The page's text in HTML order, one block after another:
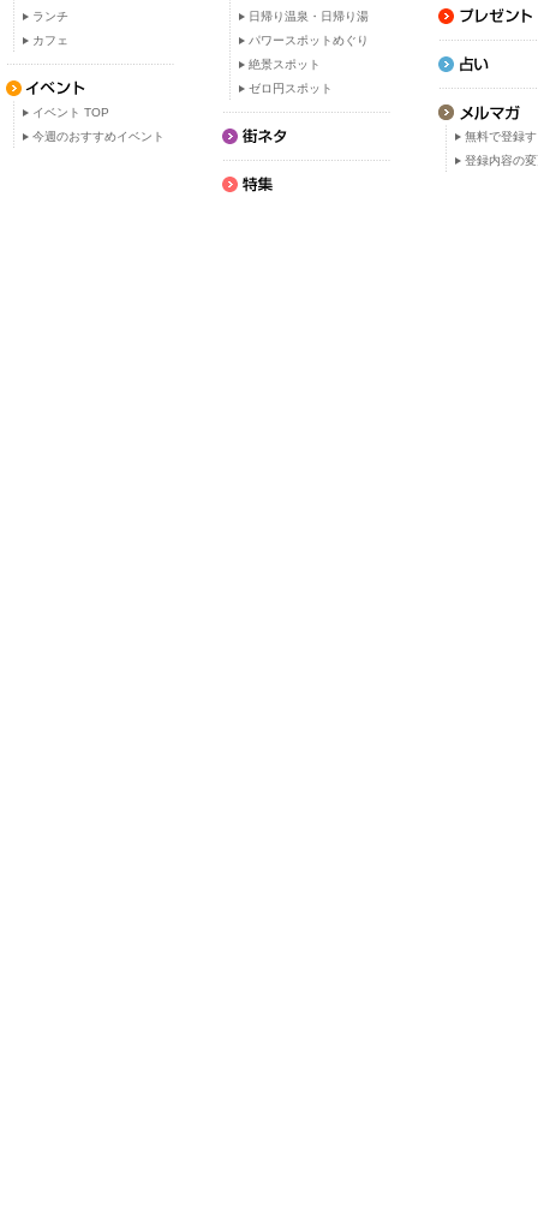
ランチ
カフェ
イベント TOP
今週のおすすめイベント
日帰り温泉・日帰り湯
パワースポットめぐり
絶景スポット
ゼロ円スポット
無料で登録
登録内容の